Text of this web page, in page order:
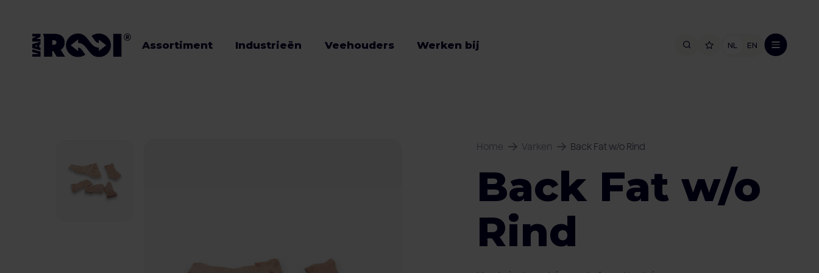
Assortiment Industrieën Veehouders Werken bij NL EN
Industrieën
Home Varken Back Fat w/o Rind
Back Fat w/o
Rind